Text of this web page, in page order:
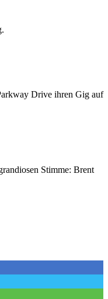
Drive ihren Gig auf
Stimme: Brent